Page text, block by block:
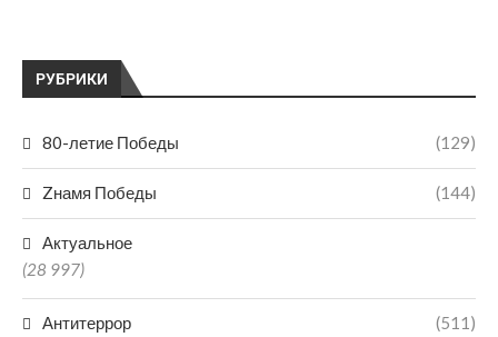
РУБРИКИ
80-летие Победы (129)
Zнамя Победы (144)
Актуальное
(28 997)
Антитеррор (511)